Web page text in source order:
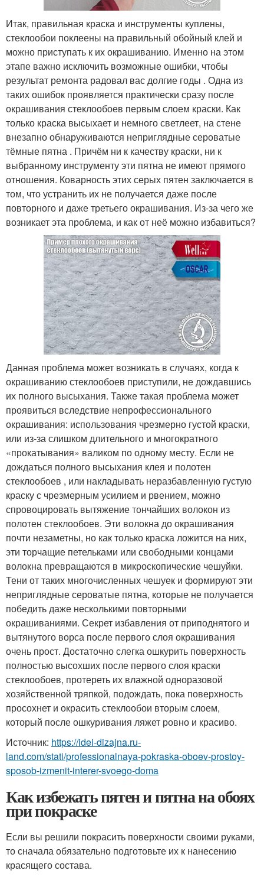
Итак, правильная краска и инструменты куплены,
стеклообои поклеены на правильный обойный клей и
можно приступать к их окрашиванию. Именно на этом
этапе важно исключить возможные ошибки, чтобы
результат ремонта радовал вас долгие годы . Одна из
таких ошибок проявляется практически сразу после
окрашивания стеклообоев первым слоем краски. Как
только краска высыхает и немного светлеет, на стене
внезапно обнаруживаются неприглядные сероватые
тёмные пятна . Причём ни к качеству краски, ни к
выбранному инструменту эти пятна не имеют прямого
отношения. Коварность этих серых пятен заключается в
том, что устранить их не получается даже после
повторного и даже третьего окрашивания. Из-за чего же
возникает эта проблема, и как от неё можно избавиться?
Данная проблема может возникать в случаях, когда к
окрашиванию стеклообоев приступили, не дождавшись
их полного высыхания. Также такая проблема может
проявиться вследствие непрофессионального
окрашивания: использования чрезмерно густой краски,
или из-за слишком длительного и многократного
«прокатывания» валиком по одному месту. Если не
дождаться полного высыхания клея и полотен
стеклообоев , или накладывать неразбавленную густую
краску с чрезмерным усилием и рвением, можно
спровоцировать вытяжение тончайших волокон из
полотен стеклообоев. Эти волокна до окрашивания
почти незаметны, но как только краска ложится на них,
эти торчащие петельками или свободными концами
волокна превращаются в микроскопические чешуйки.
Тени от таких многочисленных чешуек и формируют эти
неприглядные сероватые пятна, которые не получается
победить даже несколькими повторными
окрашиваниями. Секрет избавления от приподнятого и
вытянутого ворса после первого слоя окрашивания
очень прост. Достаточно слегка ошкурить поверхность
полностью высохших после первого слоя краски
стеклообоев, протереть их влажной одноразовой
хозяйственной тряпкой, подождать, пока поверхность
просохнет и окрасить стеклообои вторым слоем,
который после ошкуривания ляжет ровно и красиво.
Источник: https://idei-dizajna.ru-
land.com/stati/professionalnaya-pokraska-oboev-prostoy-
sposob-izmenit-interer-svoego-doma
Как избежать пятен и пятна на обоях
при покраске
Если вы решили покрасить поверхности своими руками,
то сначала обязательно подготовьте их к нанесению
красящего состава.